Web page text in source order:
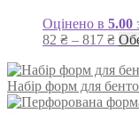
Оцінено в 5.00
82 ₴ – 817 ₴
від
82 ₴
до
Набір форм для